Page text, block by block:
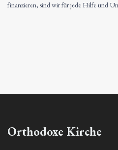
finanzieren, sind wir für jede Hilfe und
Orthodoxe Kirche